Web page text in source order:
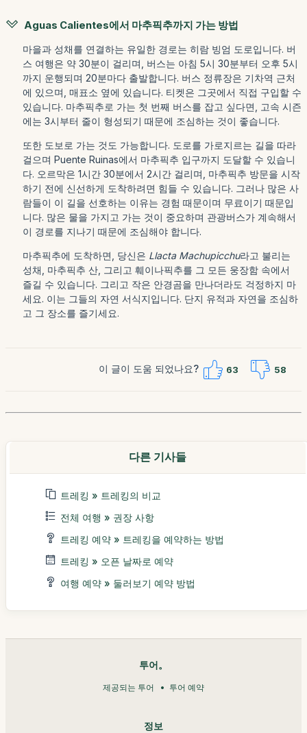
Aguas Calientes에서 마추픽추까지 가는 방법
마을과 성채를 연결하는 유일한 경로는 히람 빙엄 도로입니다. 버
스 여행은 약 30분이 걸리며, 버스는 아침 5시 30분부터 오후 5시
까지 운행되며 20분마다 출발합니다. 버스 정류장은 기차역 근처
에 있으며, 매표소 옆에 있습니다. 티켓은 그곳에서 직접 구입할 수
있습니다. 마추픽추로 가는 첫 번째 버스를 잡고 싶다면, 고속 시즌
에는 3시부터 줄이 형성되기 때문에 조심하는 것이 좋습니다.
또한 도보로 가는 것도 가능합니다. 도로를 가로지르는 길을 따라
걸으며 Puente Ruinas에서 마추픽추 입구까지 도달할 수 있습니
다. 오르막은 1시간 30분에서 2시간 걸리며, 마추픽추 방문을 시작
하기 전에 신선하게 도착하려면 힘들 수 있습니다. 그러나 많은 사
람들이 이 길을 선호하는 이유는 경험 때문이며 무료이기 때문입
니다. 많은 물을 가지고 가는 것이 중요하며 관광버스가 계속해서
이 경로를 지나기 때문에 조심해야 합니다.
마추픽추에 도착하면, 당신은 Llacta Machupicchu라고 불리는
성채, 마추픽추 산, 그리고 훼이나픽추를 그 모든 웅장함 속에서
즐길 수 있습니다. 그리고 작은 안경곰을 만나더라도 걱정하지 마
세요. 이는 그들의 자연 서식지입니다. 단지 유적과 자연을 조심하
고 그 장소를 즐기세요.
이 글이 도움 되었나요? 63 58
다른 기사들
트레킹 » 트레킹의 비교
전체 여행 » 권장 사항
트레킹 예약 » 트레킹을 예약하는 방법
트레킹 » 오픈 날짜로 예약
여행 예약 » 둘러보기 예약 방법
투어。
제공되는 투어 투어 예약
정보